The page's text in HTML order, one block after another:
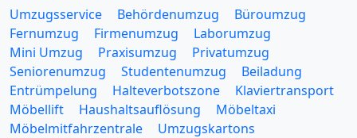
Umzugsservice Behördenumzug
Büroumzug
Fernumzug
Firmenumzug
Laborumzug
Mini Umzug
Praxisumzug
Privatumzug
Seniorenumzug
Studentenumzug
Beiladung
Entrümpelung
Halteverbotszone
Klaviertransport
Möbellift
Haushaltsauflösung
Möbeltaxi
Möbelmitfahrzentrale
Umzugskartons